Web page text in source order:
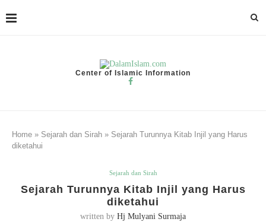
Center of Islamic Information
Home » Sejarah dan Sirah » Sejarah Turunnya Kitab Injil yang Harus
diketahui
Sejarah dan Sirah
Sejarah Turunnya Kitab Injil yang Harus
diketahui
written by Hj Mulyani Surmaja